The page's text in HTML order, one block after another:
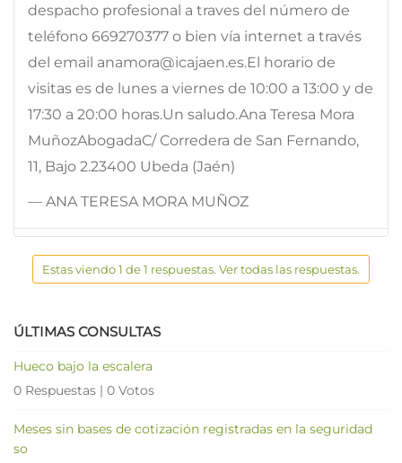
despacho profesional a traves del número de
teléfono 669270377 o bien vía internet a través
del email anamora@icajaen.es.El horario de
visitas es de lunes a viernes de 10:00 a 13:00 y de
17:30 a 20:00 horas.Un saludo.Ana Teresa Mora
MuñozAbogadaC/ Corredera de San Fernando,
11, Bajo 2.23400 Ubeda (Jaén)
— ANA TERESA MORA MUÑOZ
Estas viendo 1 de 1 respuestas. Ver todas las respuestas.
ÚLTIMAS CONSULTAS
Hueco bajo la escalera
0 Respuestas | 0 Votos
Meses sin bases de cotización registradas en la seguridad
so